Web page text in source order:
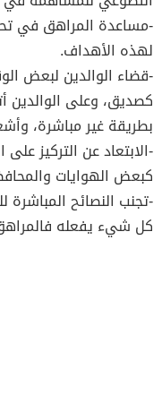
-مساعدة المراهق في
لهذه الأهداف.
-قضاء الوالدين لبعض
كصديق، وعلى الوالدين
بطريقة غير مباشرة،
-الابتعاد عن التركيز على
كبعض الهوايات
-تجنب النصائح
كل شيء يفعله